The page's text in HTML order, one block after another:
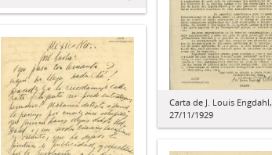
Carta de J. Louis Engdahl,
27/11/1929